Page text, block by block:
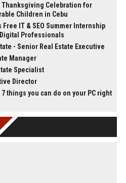
Thanksgiving Celebration for
Children in Cebu
IT & SEO Summer Internship
Professionals
- Senior Real Estate Executive
Manager
Specialist
Director
things you can do on your PC right